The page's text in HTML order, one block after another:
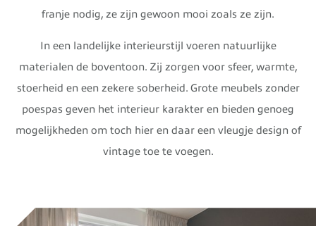
franje nodig, ze zijn gewoon mooi zoals ze zijn.
In een landelijke interieurstijl voeren natuurlijke
materialen de boventoon. Zij zorgen voor sfeer, warmte,
stoerheid en een zekere soberheid. Grote meubels zonder
poespas geven het interieur karakter en bieden genoeg
mogelijkheden om toch hier en daar een vleugje design of
vintage toe te voegen.